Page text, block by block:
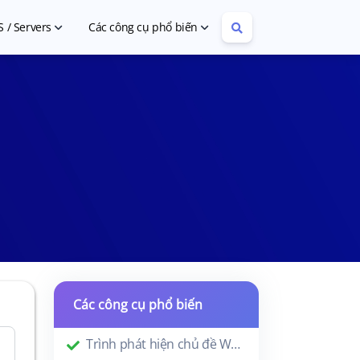
/ Servers Các công cụ phổ biến
Các công cụ phổ biến
Trình phát hiện chủ đề WordPress